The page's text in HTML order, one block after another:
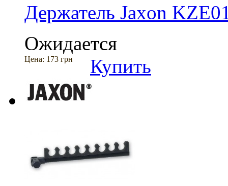
Держатель Jaxon
Ожидается
Цена: 173 грн Купить